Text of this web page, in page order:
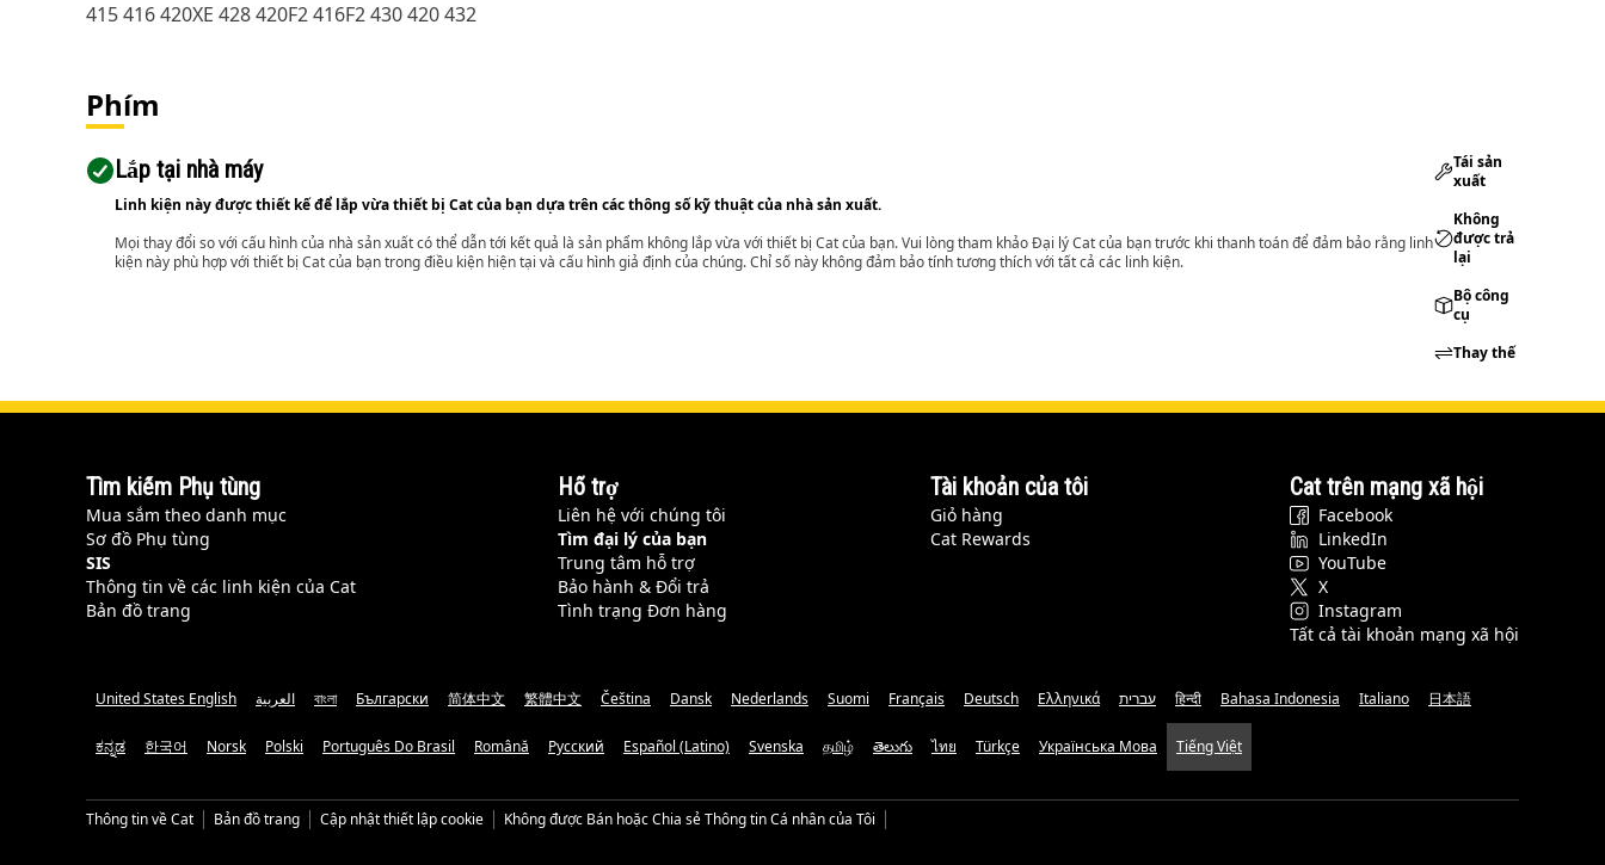
415 416 420XE 428 420F2 416F2 430 420 432
Phím
Lắp tại nhà máy
Linh kiện này được thiết kế để lắp vừa thiết bị Cat của bạn dựa trên các thông số kỹ thuật của nhà sản xuất.
Mọi thay đổi so với cấu hình của nhà sản xuất có thể dẫn tới kết quả là sản phẩm không lắp vừa với thiết bị Cat của bạn. Vui lòng tham khảo Đại lý Cat của bạn trước khi thanh toán để đảm bảo rằng linh
kiện này phù hợp với thiết bị Cat của bạn trong điều kiện hiện tại và cấu hình giả định của chúng. Chỉ số này không đảm bảo tính tương thích với tất cả các linh kiện.
Tái sản
xuất
Không
được trả
lại
Bộ công
cụ
Thay thế
Tìm kiếm Phụ tùng
Mua sắm theo danh mục
Sơ đồ Phụ tùng
SIS
Thông tin về các linh kiện của Cat
Bản đồ trang
Hỗ trợ
Liên hệ với chúng tôi
Tìm đại lý của bạn
Trung tâm hỗ trợ
Bảo hành & Đổi trả
Tình trạng Đơn hàng
Tài khoản của tôi
Giỏ hàng
Cat Rewards
Cat trên mạng xã hội
Facebook
LinkedIn
YouTube
X
Instagram
Tất cả tài khoản mạng xã hội
United States English العربية বাংলা Български 简体中文 繁體中文 Čeština Dansk Nederlands Suomi Français Deutsch Ελληνικά עברית हिन्दी Bahasa Indonesia Italiano 日本語
ಕನ್ನಡ 한국어 Norsk Polski Português Do Brasil Română Русский Español (Latino) Svenska தமிழ் తెలుగు ไทย Türkçe Українська Мова Tiếng Việt
Thông tin về Cat Bản đồ trang Cập nhật thiết lập cookie Không được Bán hoặc Chia sẻ Thông tin Cá nhân của Tôi